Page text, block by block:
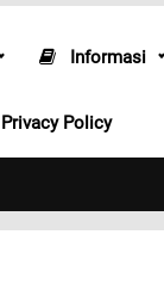
Informasi
Privacy Policy